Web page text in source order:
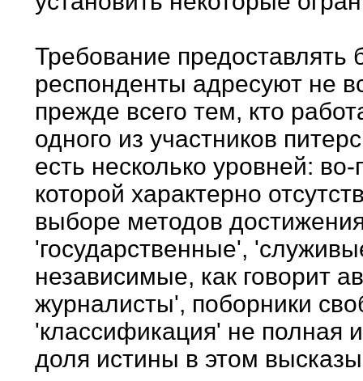
Требование
респонденты адресуют не
прежде всего тем, кто
одного из участников
есть несколько уровней:
которой характерно
выборе методов
'государственные',
независимые, как говорит
журналисты', поборники
'классификация' не полная
доля истины в этом